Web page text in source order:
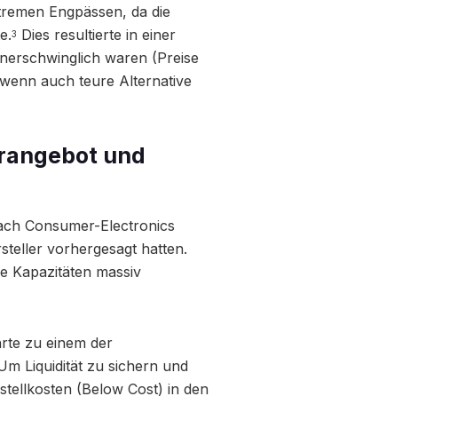
Engpässen, da die
3 Dies resultierte in einer
waren (Preise
auch teure Alternative
und
Consumer-Electronics
vorhergesagt hatten.
Kapazitäten massiv
zu einem der
Liquidität zu sichern und
(Below Cost) in den